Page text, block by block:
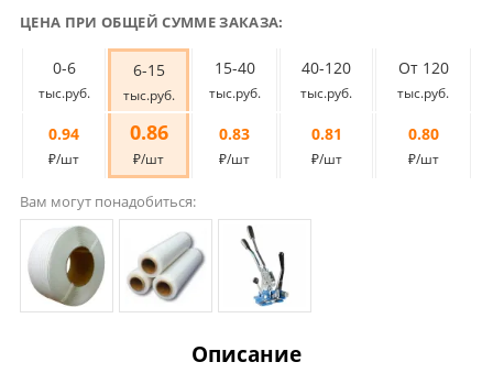
ЦЕНА ПРИ ОБЩЕЙ СУММЕ ЗАКАЗА:
0-6
тыс.руб.
6-15
тыс.руб.
15-40
тыс.руб.
40-120
тыс.руб.
От 120
тыс.руб.
0.94
₽/шт
0.86
₽/шт
0.83
₽/шт
0.81
₽/шт
0.80
₽/шт
Вам могут понадобиться:
Описание